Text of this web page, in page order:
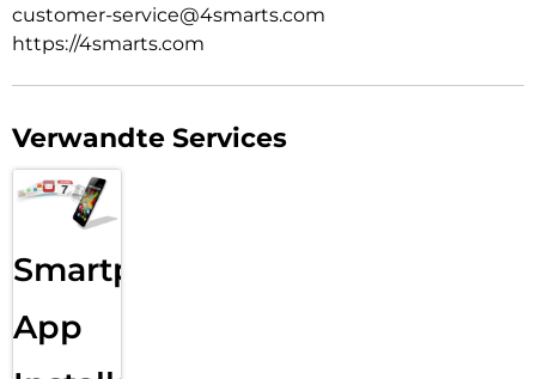
customer-service@4smarts.com
https://4smarts.com
Verwandte Services
Smartphone
App